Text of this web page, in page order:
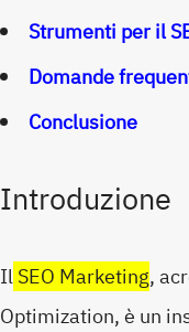
Strumenti per il
Domande
Conclusione
Introduzione
IlSEO Marketing,
Optimization, è un